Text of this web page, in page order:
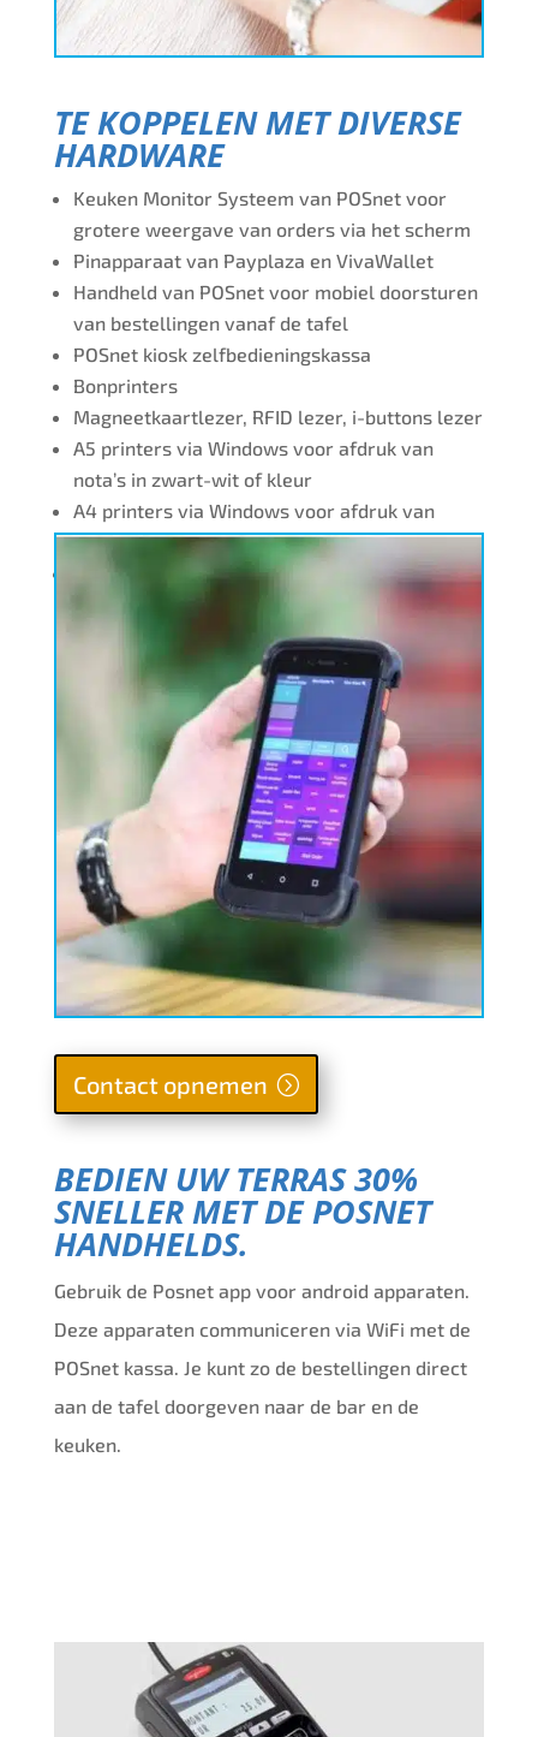
TE KOPPELEN MET DIVERSE
HARDWARE
Keuken Monitor Systeem van POSnet voor
grotere weergave van orders via het scherm
Pinapparaat van Payplaza en VivaWallet
Handheld van POSnet voor mobiel doorsturen
van bestellingen vanaf de tafel
POSnet kiosk zelfbedieningskassa
Bonprinters
Magneetkaartlezer, RFID lezer, i-buttons lezer
A5 printers via Windows voor afdruk van
nota’s in zwart-wit of kleur
A4 printers via Windows voor afdruk van
rekeningoverzichten en omzetrapportages
Barcodescanners
Contact opnemen
BEDIEN UW TERRAS 30%
SNELLER MET DE POSNET
HANDHELDS.
Gebruik de Posnet app voor android apparaten.
Deze apparaten communiceren via WiFi met de
POSnet kassa. Je kunt zo de bestellingen direct
aan de tafel doorgeven naar de bar en de
keuken.